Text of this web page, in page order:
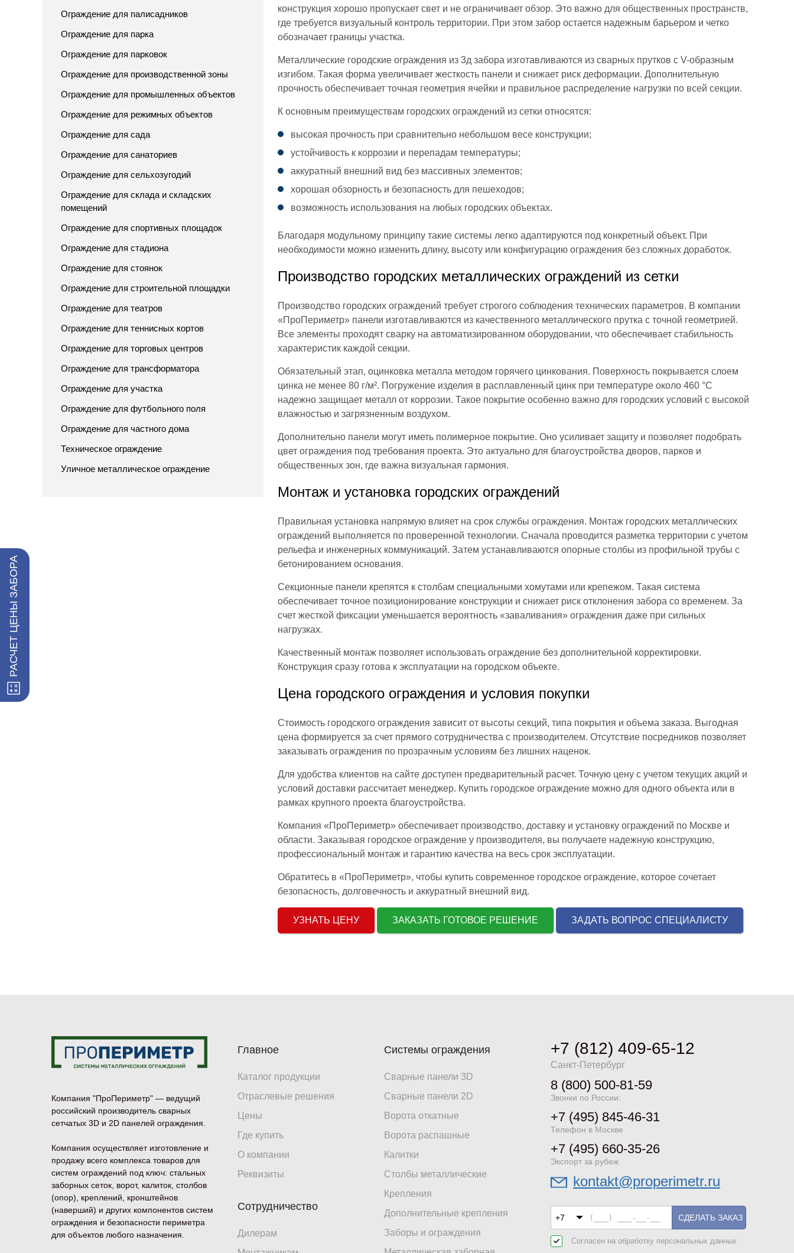
РАСЧЕТ ЦЕНЫ ЗАБОРА
Ограждение для палисадников
Ограждение для парка
Ограждение для парковок
Ограждение для производственной зоны
Ограждение для промышленных объектов
Ограждение для режимных объектов
Ограждение для сада
Ограждение для санаториев
Ограждение для сельхозугодий
Ограждение для склада и складских
помещений
Ограждение для спортивных площадок
Ограждение для стадиона
Ограждение для стоянок
Ограждение для строительной площадки
Ограждение для театров
Ограждение для теннисных кортов
Ограждение для торговых центров
Ограждение для трансформатора
Ограждение для участка
Ограждение для футбольного поля
Ограждение для частного дома
Техническое ограждение
Уличное металлическое ограждение
конструкция хорошо пропускает свет и не ограничивает обзор. Это важно для общественных пространств,
где требуется визуальный контроль территории. При этом забор остается надежным барьером и четко
обозначает границы участка.
Металлические городские ограждения из 3д забора изготавливаются из сварных прутков с V-образным
изгибом. Такая форма увеличивает жесткость панели и снижает риск деформации. Дополнительную
прочность обеспечивает точная геометрия ячейки и правильное распределение нагрузки по всей секции.
К основным преимуществам городских ограждений из сетки относятся:
высокая прочность при сравнительно небольшом весе конструкции;
устойчивость к коррозии и перепадам температуры;
аккуратный внешний вид без массивных элементов;
хорошая обзорность и безопасность для пешеходов;
возможность использования на любых городских объектах.
Благодаря модульному принципу такие системы легко адаптируются под конкретный объект. При
необходимости можно изменить длину, высоту или конфигурацию ограждения без сложных доработок.
Производство городских металлических ограждений из сетки
Производство городских ограждений требует строгого соблюдения технических параметров. В компании
«ПроПериметр» панели изготавливаются из качественного металлического прутка с точной геометрией.
Все элементы проходят сварку на автоматизированном оборудовании, что обеспечивает стабильность
характеристик каждой секции.
Обязательный этап, оцинковка металла методом горячего цинкования. Поверхность покрывается слоем
цинка не менее 80 г/м². Погружение изделия в расплавленный цинк при температуре около 460 °C
надежно защищает металл от коррозии. Такое покрытие особенно важно для городских условий с высокой
влажностью и загрязненным воздухом.
Дополнительно панели могут иметь полимерное покрытие. Оно усиливает защиту и позволяет подобрать
цвет ограждения под требования проекта. Это актуально для благоустройства дворов, парков и
общественных зон, где важна визуальная гармония.
Монтаж и установка городских ограждений
Правильная установка напрямую влияет на срок службы ограждения. Монтаж городских металлических
ограждений выполняется по проверенной технологии. Сначала проводится разметка территории с учетом
рельефа и инженерных коммуникаций. Затем устанавливаются опорные столбы из профильной трубы с
бетонированием основания.
Секционные панели крепятся к столбам специальными хомутами или крепежом. Такая система
обеспечивает точное позиционирование конструкции и снижает риск отклонения забора со временем. За
счет жесткой фиксации уменьшается вероятность «заваливания» ограждения даже при сильных
нагрузках.
Качественный монтаж позволяет использовать ограждение без дополнительной корректировки.
Конструкция сразу готова к эксплуатации на городском объекте.
Цена городского ограждения и условия покупки
Стоимость городского ограждения зависит от высоты секций, типа покрытия и объема заказа. Выгодная
цена формируется за счет прямого сотрудничества с производителем. Отсутствие посредников позволяет
заказывать ограждения по прозрачным условиям без лишних наценок.
Для удобства клиентов на сайте доступен предварительный расчет. Точную цену с учетом текущих акций и
условий доставки рассчитает менеджер. Купить городское ограждение можно для одного объекта или в
рамках крупного проекта благоустройства.
Компания «ПроПериметр» обеспечивает производство, доставку и установку ограждений по Москве и
области. Заказывая городское ограждение у производителя, вы получаете надежную конструкцию,
профессиональный монтаж и гарантию качества на весь срок эксплуатации.
Обратитесь в «ПроПериметр», чтобы купить современное городское ограждение, которое сочетает
безопасность, долговечность и аккуратный внешний вид.
УЗНАТЬ ЦЕНУ ЗАКАЗАТЬ ГОТОВОЕ РЕШЕНИЕ ЗАДАТЬ ВОПРОС СПЕЦИАЛИСТУ
Компания "ПроПериметр" — ведущий
российский производитель сварных
сетчатых 3D и 2D панелей ограждения.
Компания осуществляет изготовление и
продажу всего комплекса товаров для
систем ограждений под ключ: стальных
заборных сеток, ворот, калиток, столбов
(опор), креплений, кронштейнов
(наверший) и других компонентов систем
ограждения и безопасности периметра
для объектов любого назначения.
Главное
Каталог продукции
Отраслевые решения
Цены
Где купить
О компании
Реквизиты
Системы ограждения
Сварные панели 3D
Сварные панели 2D
Ворота откатные
Ворота распашные
Калитки
Столбы металлические
Крепления
Дополнительные крепления
Заборы и ограждения
Сотрудничество
Дилерам
+7 (812) 409-65-12
Санкт-Петербург
8 (800) 500-81-59
Звонки по России:
+7 (495) 845-46-31
Телефон в Москве
+7 (495) 660-35-26
Экспорт за рубеж
kontakt@properimetr.ru
СДЕЛАТЬ ЗАКАЗ
Согласен на обработку персональных данных